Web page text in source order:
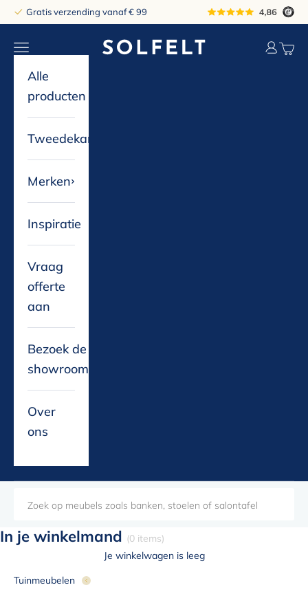
Naar inhoudGratis verzending vanaf € 99
solfelt
Navigatiemenu openen
Alle
producten
Tweedekans
Merken
Inspiratie
Vraag
offerte
aan
Bezoek de
showroom
Over
ons
In je winkelmand (0 items)
Je winkelwagen is leeg
Tuinmeubelen